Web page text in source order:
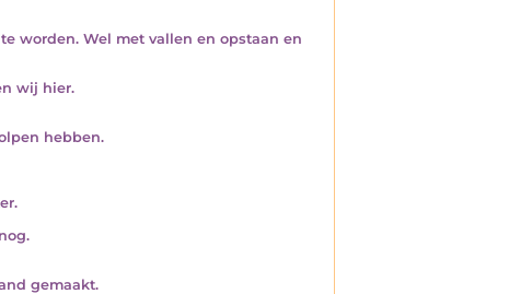
worden. Wel met vallen en opstaan en
wij hier.
hebben.
gemaakt.